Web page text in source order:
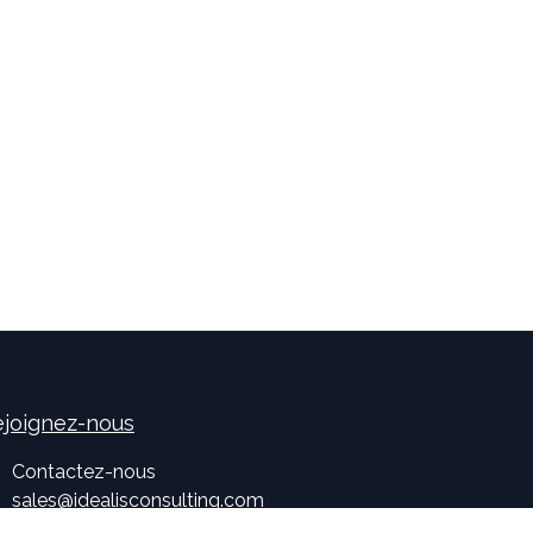
nous
Contactez-nous
sales@idealisconsulting.com